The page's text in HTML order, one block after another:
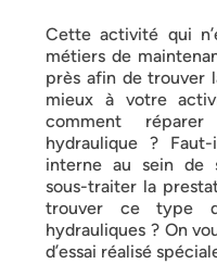
Cette activité qui
métiers de
près afin de trouver
mieux à votre
comment
hydraulique ?
interne au sein de
sous-traiter la
trouver ce type
hydrauliques ? On
d’essai réalisé